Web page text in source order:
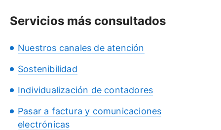
Servicios más consultados
Nuestros canales de atención
Sostenibilidad
Individualización de contadores
Pasar a factura y comunicaciones
electrónicas